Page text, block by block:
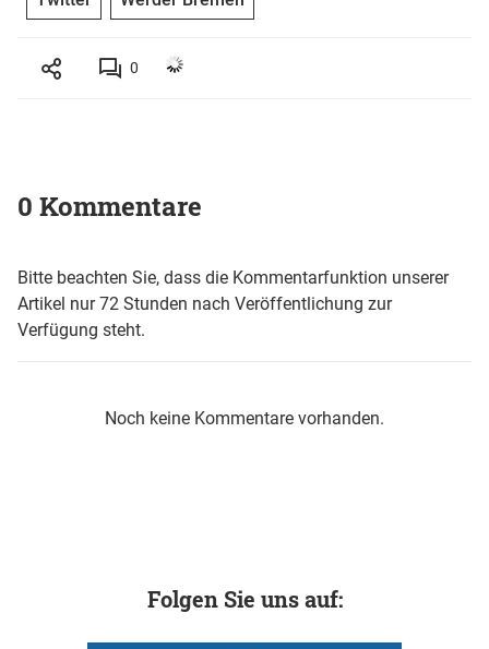
0
0 Kommentare
Bitte beachten Sie, dass die Kommentarfunktion unserer
Artikel nur 72 Stunden nach Veröffentlichung zur
Verfügung steht.
Noch keine Kommentare vorhanden.
Folgen Sie uns auf: